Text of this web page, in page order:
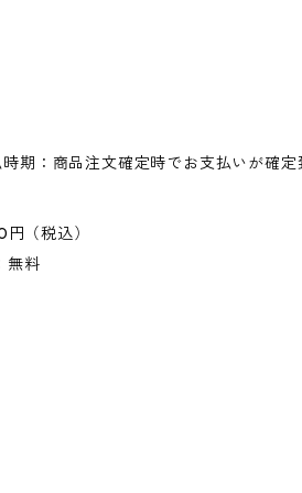
期：商品注文確定時でお支払いが確定
（税込）
無料